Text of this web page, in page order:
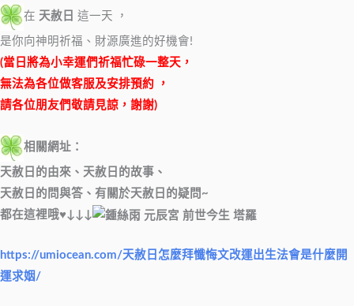
在 天赦日 這一天 ，
是你向神明祈福、財源廣進的好機會!
(當日將為小幸運們祈福忙碌一整天，
無法為各位做客服及安排預約 ，
請各位朋友們敬請見諒，謝謝)
相關網址：
天赦日的由來、天赦日的故事、
天赦日的問與答、有關於天赦日的疑問~
都在這裡哦♥↓↓↓
https://umiocean.com/天赦日怎麼拜懺悔文改運出生法會是什麼開
運求姻/